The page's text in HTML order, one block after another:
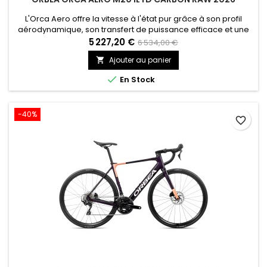
L'Orca Aero offre la vitesse à l'état pur grâce à son profil
aérodynamique, son transfert de puissance efficace et une
conduite précise. Il est conçu pour les cyclistes qui veulent
exploiter chaque watt.
5 227,20 € 6 534,00 €
 Ajouter au panier
 En Stock
-40%
favorite_border